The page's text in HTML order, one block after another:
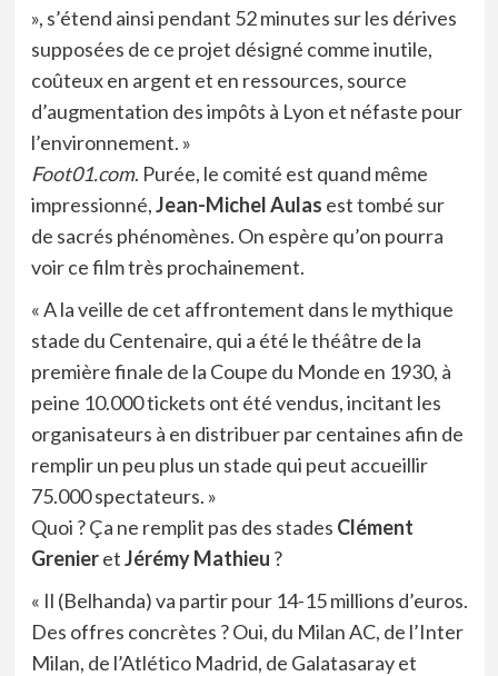
», s’étend ainsi pendant 52 minutes sur les dérives
supposées de ce projet désigné comme inutile,
coûteux en argent et en ressources, source
d’augmentation des impôts à Lyon et néfaste pour
l’environnement. »
Foot01.com. Purée, le comité est quand même
impressionné,Jean-Michel Aulas est tombé sur
de sacrés phénomènes. On espère qu’on pourra
voir ce film très prochainement.
« A la veille de cet affrontement dans le mythique
stade du Centenaire, qui a été le théâtre de la
première finale de la Coupe du Monde en 1930, à
peine 10.000 tickets ont été vendus, incitant les
organisateurs à en distribuer par centaines afin de
remplir un peu plus un stade qui peut accueillir
75.000 spectateurs. »
Quoi ? Ça ne remplit pas des stades Clément
GrenieretJérémy Mathieu ?
« Il (Belhanda) va partir pour 14-15 millions d’euros.
Des offres concrètes ? Oui, du Milan AC, de l’Inter
Milan, de l’Atlético Madrid, de Galatasaray et